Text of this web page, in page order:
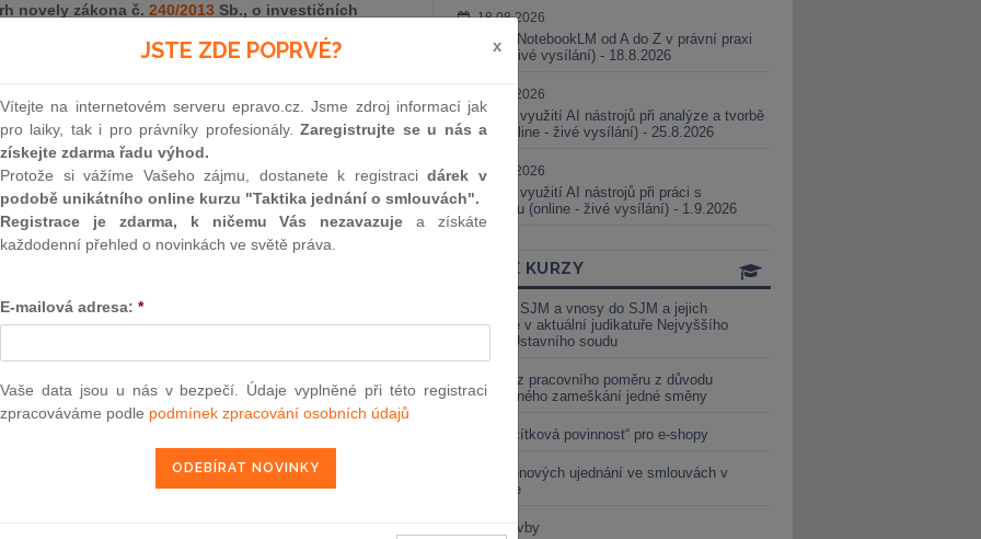
novely zákona č. 240/2013 Sb., o investičních
na 1. července 2024.
oblasti nelicencovaných správců
komanditní společnosti na investiční listy a uzavřené
oblasti technických změn půjde hlavně o sladění zákona
dárek Vám zašleme aktuální online kurz na využití
úpravy nelicencovaných správců vyjádřil takto:
právnických osob podle § 15 zákona č.
ve znění pozdějších předpisů (dále jen „ZISIF“),
dohledu ČNB. Ačkoliv je nabízení veřejnosti investovat
18.08.2026
Gemini a NotebookLM od A do Z v právní praxi
(online - živé vysílání) - 18.8.2026
25.08.2026
Praktické využití AI nástrojů při analýze a tvorbě
smluv (online - živé vysílání) - 25.8.2026
01.09.2026
Praktické využití AI nástrojů při práci s
judikaturou (online - živé vysílání) - 1.9.2026
ONLINE KURZY
Vnosy ze SJM a vnosy do SJM a jejich
valorizace v aktuální judikatuře Nejvyššího
soudu a Ústavního soudu
Výpověď z pracovního poměru z důvodu
neomluveného zameškání jedné směny
Nová „tlačítková povinnost“ pro e-shopy
Změna cenových ujednání ve smlouvách v
energetice
Černé stavby
JSTE ZDE POPRVÉ? x
Vítejte na internetovém serveru epravo.cz. Jsme zdroj informací jak
pro laiky, tak i pro právníky profesionály.Zaregistrujte se u nás a
získejte zdarma řadu výhod.
Protože si vážíme Vašeho zájmu, dostanete k registracidárek v
podobě unikátního online kurzu "Taktika jednání o smlouvách".
Registrace je zdarma, k ničemu Vás nezavazuje a získáte
každodenní přehled o novinkách ve světě práva.
E-mailová adresa: *
Vaše data jsou u nás v bezpečí. Údaje vyplněné při této registraci
zpracováváme podle podmínek zpracování osobních údajů